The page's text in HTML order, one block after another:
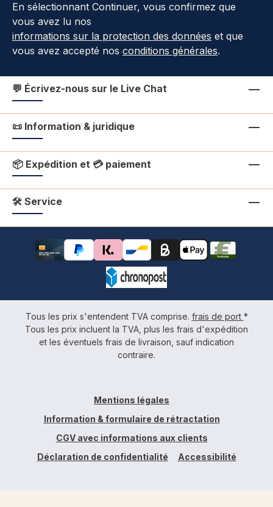
En sélectionnant Continuer, vous confirmez que
vous avez lu nos
informations sur la protection des données et que
vous avez accepté nos conditions générales.
💬 Écrivez-nous sur le Live Chat
📜 Information & juridique
📦 Expédition et 💳 paiement
🛠 Service
Tous les prix s'entendent TVA comprise. frais de port *
Tous les prix incluent la TVA, plus les frais d'expédition
et les éventuels frais de livraison, sauf indication
contraire.
Mentions légales
Information & formulaire de rétractation
CGV avec informations aux clients
Déclaration de confidentialité
Accessibilité